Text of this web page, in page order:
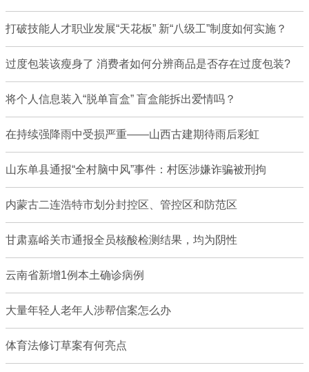
打破技能人才职业发展“天花板” 新“八级工”制度如何实施？
过度包装该瘦身了 消费者如何分辨商品是否存在过度包装?
将个人信息装入“脱单盲盒” 盲盒能拆出爱情吗？
在持续强降雨中受损严重——山西古建期待雨后彩虹
山东单县通报“全村脑中风”事件：村医涉嫌诈骗被刑拘
内蒙古二连浩特市划分封控区、管控区和防范区
甘肃嘉峪关市通报全员核酸检测结果，均为阴性
云南省新增1例本土确诊病例
大量年轻人老年人涉帮信案怎么办
体育法修订草案有何亮点